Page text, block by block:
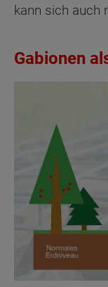
kann sich auch
Gabionen